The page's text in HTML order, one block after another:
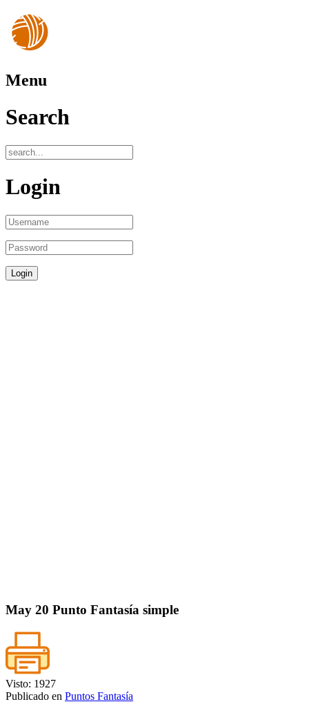
Menu
Search
Login
May 20 Punto Fantasía simple
Visto: 1927
Publicado en Puntos Fantasía